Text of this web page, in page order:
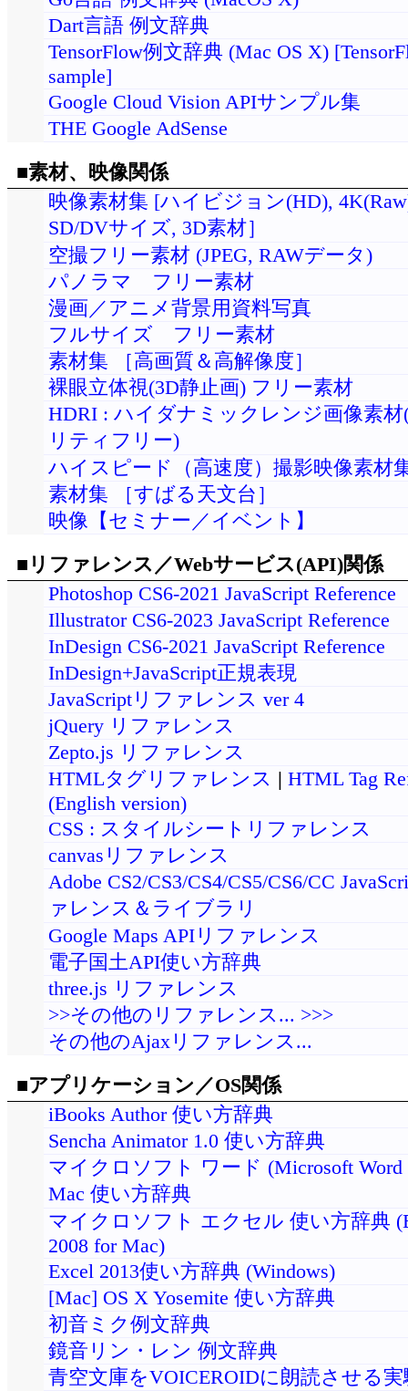
Dart言語 例文辞典
TensorFlow例文辞典 (Mac OS X)
sample]
Google Cloud Vision APIサンプル集
THE Google AdSense
■素材、映像関係
映像素材集 [ハイビジョン(HD),
SD/DVサイズ, 3D素材］
空撮フリー素材 (JPEG, RAWデータ)
パノラマ フリー素材
漫画／アニメ背景用資料写真
フルサイズ フリー素材
素材集 ［高画質＆高解像度］
裸眼立体視(3D静止画) フリー素材
HDRI : ハイダナミックレンジ画像素
リティフリー)
ハイスピード（高速度）撮影映像素材
素材集 ［すばる天文台］
映像【セミナー／イベント】
■リファレンス／Webサービス(API)関係
Photoshop CS6-2021 JavaScript Reference
Illustrator CS6-2023 JavaScript Reference
InDesign CS6-2021 JavaScript Reference
InDesign+JavaScript正規表現
JavaScriptリファレンス ver 4
jQuery リファレンス
Zepto.js リファレンス
HTMLタグリファレンス | HTML Tag
(English version)
CSS : スタイルシートリファレンス
canvasリファレンス
Adobe CS2/CS3/CS4/CS5/CS6/CC
ァレンス＆ライブラリ
Google Maps APIリファレンス
電子国土API使い方辞典
three.js リファレンス
>>その他のリファレンス... >>>
その他のAjaxリファレンス...
■アプリケーション／OS関係
iBooks Author 使い方辞典
Sencha Animator 1.0 使い方辞典
マイクロソフト ワード (Microsoft Word
Mac 使い方辞典
マイクロソフト エクセル 使い方辞典
2008 for Mac)
Excel 2013使い方辞典 (Windows)
[Mac] OS X Yosemite 使い方辞典
初音ミク例文辞典
鏡音リン・レン 例文辞典
青空文庫をVOICEROIDに朗読させる